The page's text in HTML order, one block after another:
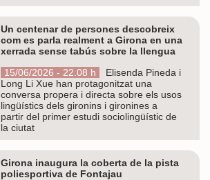
Un centenar de persones descobreix
com es parla realment a Girona en una
xerrada sense tabús sobre la llengua
15/06/2026 - 22.08 h
Elisenda Pineda i
Long Li Xue han protagonitzat una
conversa propera i directa sobre els usos
lingüístics dels gironins i gironines a
partir del primer estudi sociolingüístic de
la ciutat
Girona inaugura la coberta de la pista
poliesportiva de Fontajau